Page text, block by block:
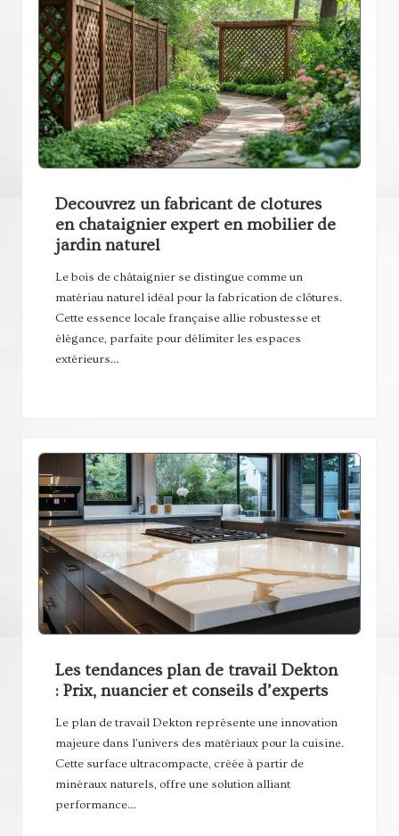
Decouvrez un fabricant de clotures
en chataignier expert en mobilier de
jardin naturel
Le bois de châtaignier se distingue comme un
matériau naturel idéal pour la fabrication de clôtures.
Cette essence locale française allie robustesse et
élégance, parfaite pour délimiter les espaces
extérieurs…
Les tendances plan de travail Dekton
: Prix, nuancier et conseils d’experts
Le plan de travail Dekton représente une innovation
majeure dans l'univers des matériaux pour la cuisine.
Cette surface ultracompacte, créée à partir de
minéraux naturels, offre une solution alliant
performance…